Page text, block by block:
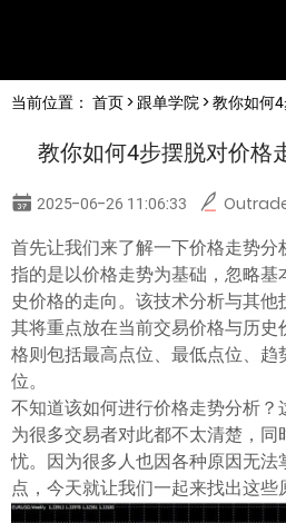
English
繁體中文
한글
Tiếng việt
ไทย
当前位置： 首页> 跟单学院> 教你如何
教你如何4步摆脱对价格
2025-06-26 11:06:33
首先让我们来了解一下价格走势
指的是以价格走势为基础，忽略
史价格的走向。该技术分析与其
其将重点放在当前交易价格与历
格则包括最高点位、最低点位、
位。
不知道该如何进行价格走势分析
为很多交易者对此都不太清楚，
忧。因为很多人也因各种原因无
点，今天就让我们一起来找出这些